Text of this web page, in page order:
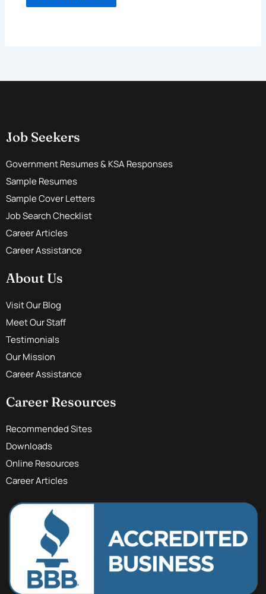
Job Seekers
Government Resumes & KSA Responses
Sample Resumes
Sample Cover Letters
Job Search Checklist
Career Articles
Career Assistance
About Us
Visit Our Blog
Meet Our Staff
Testimonials
Our Mission
Career Assistance
Career Resources
Recommended Sites
Downloads
Online Resources
Career Articles